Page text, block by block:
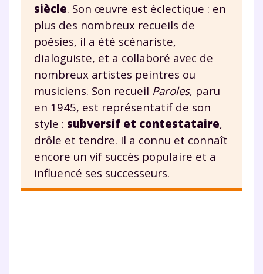
siècle. Son œuvre est éclectique : en
plus des nombreux recueils de
poésies, il a été scénariste,
dialoguiste, et a collaboré avec de
nombreux artistes peintres ou
musiciens. Son recueil Paroles, paru
en 1945, est représentatif de son
style : subversif et contestataire,
drôle et tendre. Il a connu et connaît
encore un vif succès populaire et a
influencé ses successeurs.